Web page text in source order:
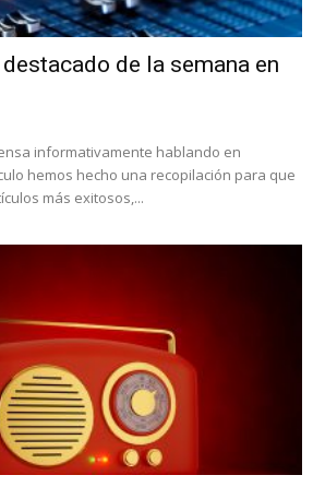
de la semana en
informativamente hablando en
hemos hecho una recopilación para que
más exitosos,...